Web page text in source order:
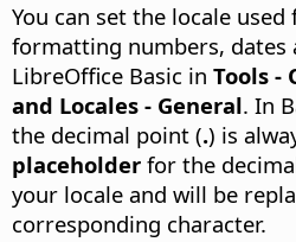
You can set the locale
formatting numbers, dates
LibreOffice Basic in Tools -
and Locales - General. In
the decimal point (.) is
placeholder for the
your locale and will be
corresponding character.